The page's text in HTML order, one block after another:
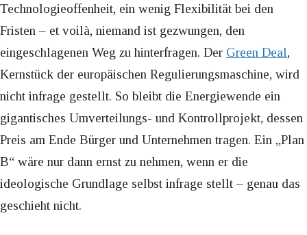
Technologieoffenheit, ein wenig Flexibilität bei den
Fristen – et voilà, niemand ist gezwungen, den
eingeschlagenen Weg zu hinterfragen. Der Green Deal,
Kernstück der europäischen Regulierungsmaschine, wird
nicht infrage gestellt. So bleibt die Energiewende ein
gigantisches Umverteilungs- und Kontrollprojekt, dessen
Preis am Ende Bürger und Unternehmen tragen. Ein „Plan
B“ wäre nur dann ernst zu nehmen, wenn er die
ideologische Grundlage selbst infrage stellt – genau das
geschieht nicht.